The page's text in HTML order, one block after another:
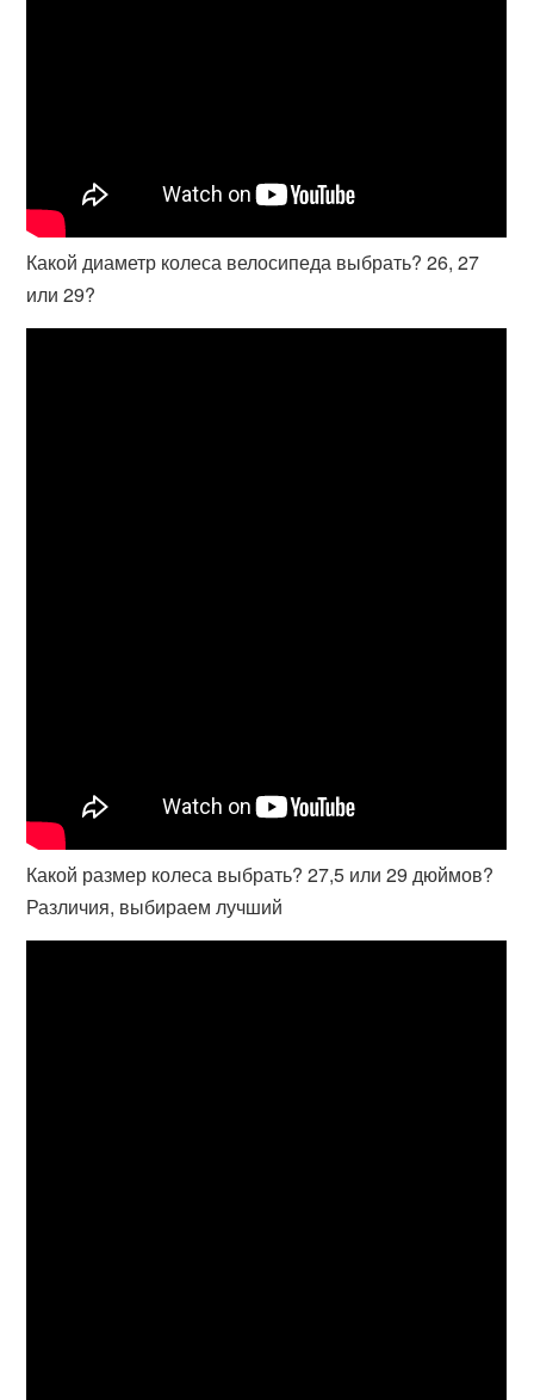
Какой диаметр колеса велосипеда выбрать? 26, 27
или 29?
Какой размер колеса выбрать? 27,5 или 29 дюймов?
Различия, выбираем лучший